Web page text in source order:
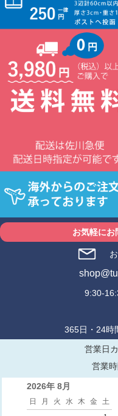
お気軽にお
9:30-
365日・24時
営業日
営業
2026年 8月
日 月 火 水 木 金
土